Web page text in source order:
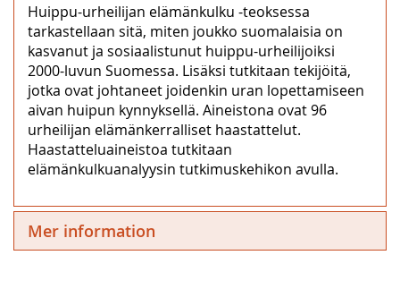
Huippu-urheilijan elämänkulku -teoksessa
tarkastellaan sitä, miten joukko suomalaisia on
kasvanut ja sosiaalistunut huippu-urheilijoiksi
2000-luvun Suomessa. Lisäksi tutkitaan tekijöitä,
jotka ovat johtaneet joidenkin uran lopettamiseen
aivan huipun kynnyksellä. Aineistona ovat 96
urheilijan elämänkerralliset haastattelut.
Haastatteluaineistoa tutkitaan
elämänkulkuanalyysin tutkimuskehikon avulla.
Mer information